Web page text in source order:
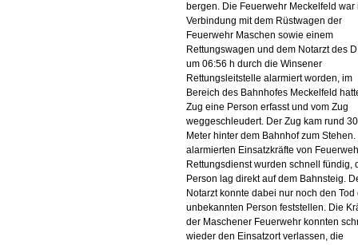
bergen. Die Feuerwehr Meckelfeld war
Verbindung mit dem Rüstwagen der
Feuerwehr Maschen sowie einem
Rettungswagen und dem Notarzt des
um 06:56 h durch die Winsener
Rettungsleitstelle alarmiert worden, im
Bereich des Bahnhofes Meckelfeld
Zug eine Person erfasst und vom Zug
weggeschleudert. Der Zug kam rund
Meter hinter dem Bahnhof zum Stehen.
alarmierten Einsatzkräfte von
Rettungsdienst wurden schnell fündig,
Person lag direkt auf dem Bahnsteig.
Notarzt konnte dabei nur noch den Tod
unbekannten Person feststellen. Die
der Maschener Feuerwehr konnten
wieder den Einsatzort verlassen, die